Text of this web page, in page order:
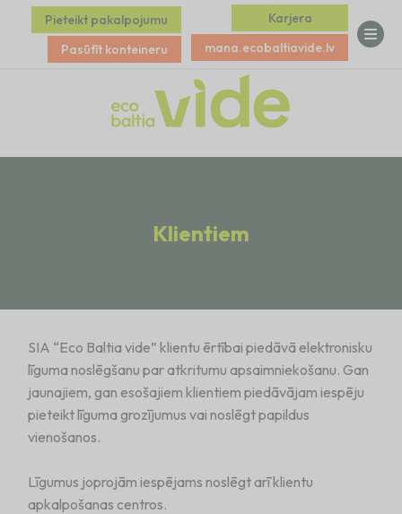
Pieteikt pakalpojumu
Pasūtīt konteineru
Karjera
mana.ecobaltiavide.lv
Klientiem
SIA “Eco Baltia vide” klientu ērtībai piedāvā elektronisku
līguma noslēgšanu par atkritumu apsaimniekošanu. Gan
jaunajiem, gan esošajiem klientiem piedāvājam iespēju
pieteikt līguma grozījumus vai noslēgt papildus
vienošanos.
Līgumus joprojām iespējams noslēgt arī klientu
apkalpošanas centros.